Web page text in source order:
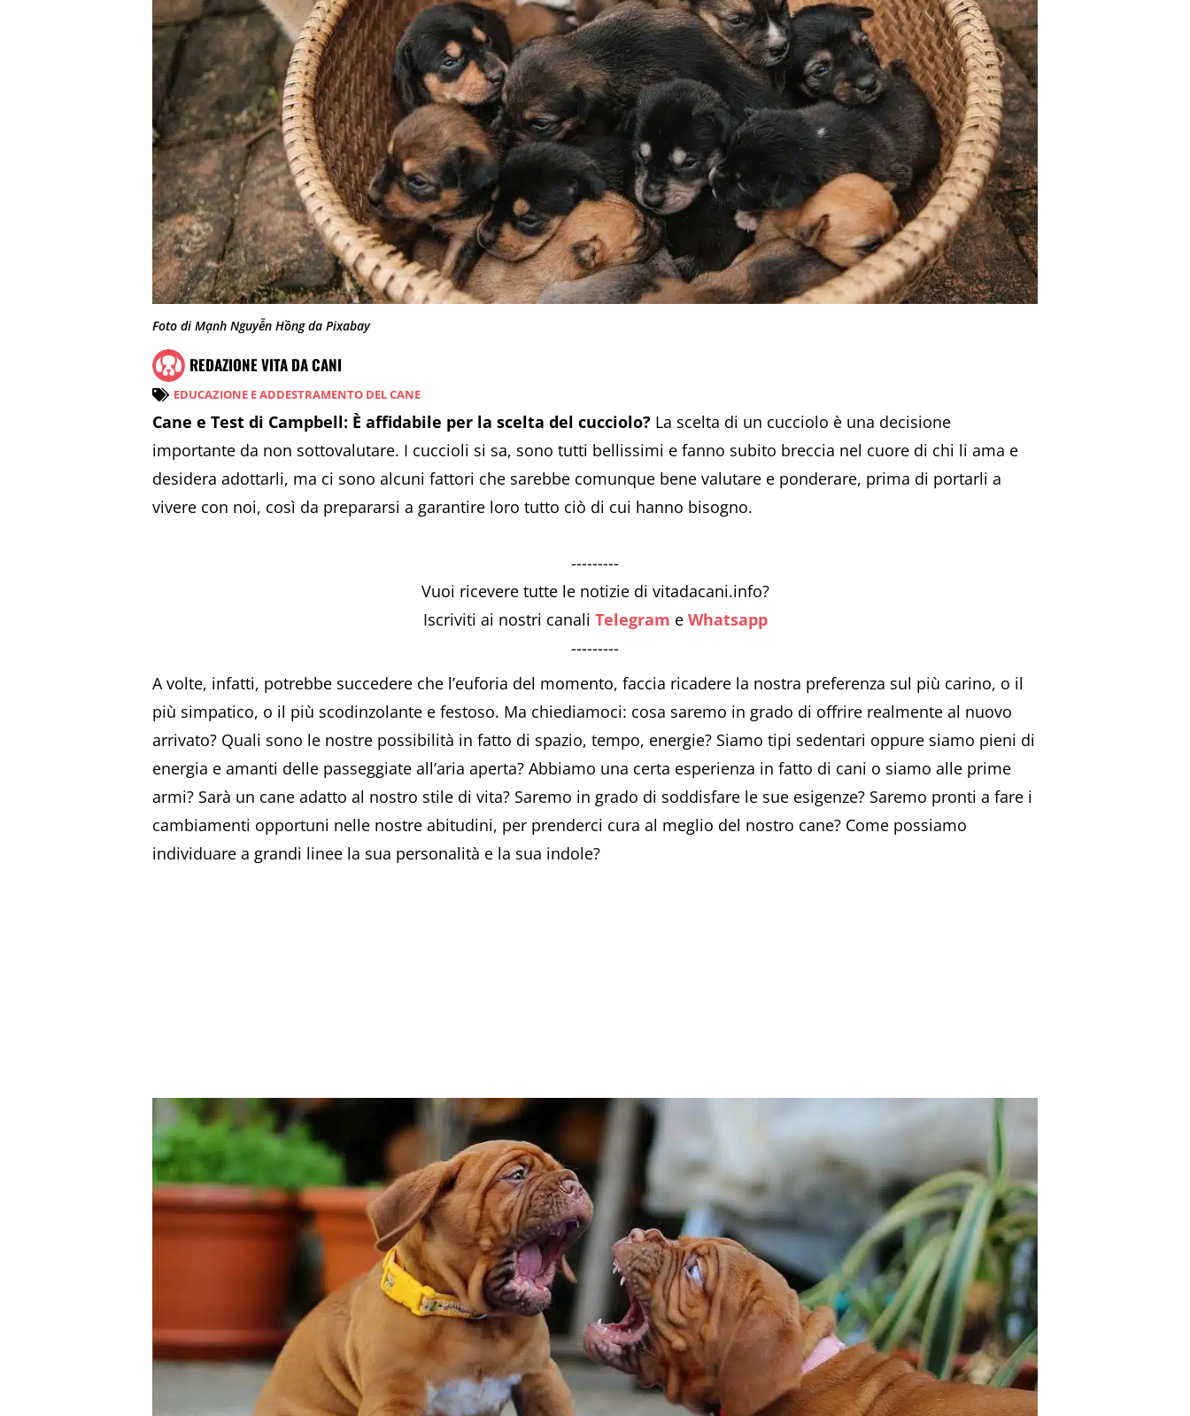
Foto di Mạnh Nguyễn Hồng da Pixabay
REDAZIONE VITA DA CANI
EDUCAZIONE E ADDESTRAMENTO DEL CANE
Cane e Test di Campbell: È affidabile per la scelta del cucciolo? La scelta di un cucciolo è una decisione
importante da non sottovalutare. I cuccioli si sa, sono tutti bellissimi e fanno subito breccia nel cuore di chi li ama e
desidera adottarli, ma ci sono alcuni fattori che sarebbe comunque bene valutare e ponderare, prima di portarli a
vivere con noi, così da prepararsi a garantire loro tutto ciò di cui hanno bisogno.
---------
Vuoi ricevere tutte le notizie di vitadacani.info?
Iscriviti ai nostri canali Telegram e Whatsapp
---------
A volte, infatti, potrebbe succedere che l’euforia del momento, faccia ricadere la nostra preferenza sul più carino, o il
più simpatico, o il più scodinzolante e festoso. Ma chiediamoci: cosa saremo in grado di offrire realmente al nuovo
arrivato? Quali sono le nostre possibilità in fatto di spazio, tempo, energie? Siamo tipi sedentari oppure siamo pieni di
energia e amanti delle passeggiate all’aria aperta? Abbiamo una certa esperienza in fatto di cani o siamo alle prime
armi? Sarà un cane adatto al nostro stile di vita? Saremo in grado di soddisfare le sue esigenze? Saremo pronti a fare i
cambiamenti opportuni nelle nostre abitudini, per prenderci cura al meglio del nostro cane? Come possiamo
individuare a grandi linee la sua personalità e la sua indole?